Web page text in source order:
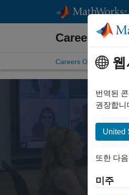
콘텐츠로 바로 가기
Careers at
Careers Overview
번역된
권장합니
United
또한 다
미주